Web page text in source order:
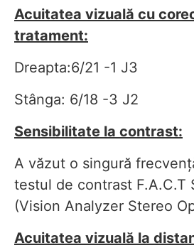
Acuitatea vizuală cu
tratament:
Dreapta:6/21 -1 J3
Stânga: 6/18 -3 J2
Sensibilitate la contrast:
A văzut o singură
testul de contrast F.A.C.T
(Vision Analyzer Stereo
Acuitatea vizuală la